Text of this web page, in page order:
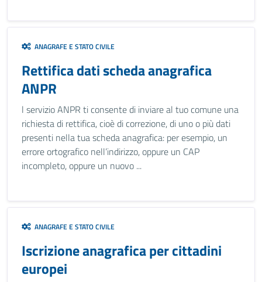
ANAGRAFE E STATO CIVILE
Rettifica dati scheda anagrafica
ANPR
l servizio ANPR ti consente di inviare al tuo comune una
richiesta di rettifica, cioè di correzione, di uno o più dati
presenti nella tua scheda anagrafica: per esempio, un
errore ortografico nell’indirizzo, oppure un CAP
incompleto, oppure un nuovo ...
ANAGRAFE E STATO CIVILE
Iscrizione anagrafica per cittadini
europei